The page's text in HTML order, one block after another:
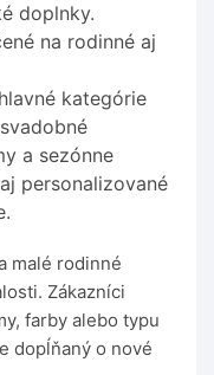
doplnky.
na rodinné aj
kategórie
a sezónne
personalizované
malé rodinné
Zákazníci
farby alebo typu
dopĺňaný o nové